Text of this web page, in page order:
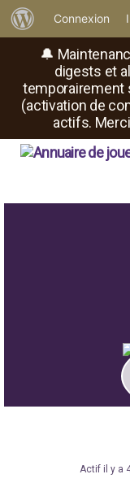
🔔
digests et
temporairement
(activation de
actifs.
propos
de
WordPress
Connexion
où
Actif il y a